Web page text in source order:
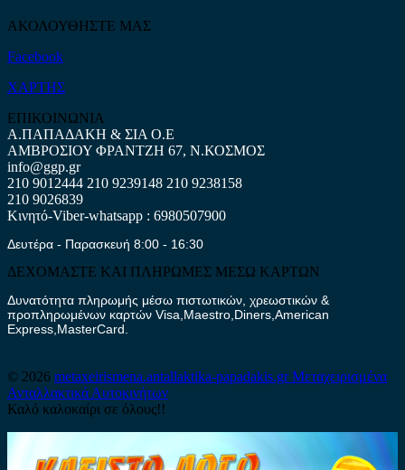
ΑΚΟΛΟΥΘΗΣΤΕ ΜΑΣ
Facebook
ΧΑΡΤΗΣ
ΕΠΙΚΟΙΝΩΝΙΑ
Α.ΠΑΠΑΔΑΚΗ & ΣΙΑ Ο.Ε
ΑΜΒΡΟΣΙΟΥ ΦΡΑΝΤΖΗ 67, Ν.ΚΟΣΜΟΣ
info@ggp.gr
210 9012444 210 9239148 210 9238158
210 9026839
Κινητό-Viber-whatsapp : 6980507900
Δευτέρα - Παρασκευή 8:00 - 16:30
ΔΕΧΟΜΑΣΤΕ ΚΑΙ ΠΛΗΡΩΜΕΣ ΜΕΣΩ ΚΑΡΤΩΝ
Δυνατότητα πληρωμής μέσω πιστωτικών, χρεωστικών &
προπληρωμένων καρτών Visa,Maestro,Diners,American
Express,MasterCard.
© 2026 metaxeirismena.antallaktika-papadakis.grΜεταχειρισμένα
Ανταλλακτικά Αυτοκινήτων
Καλό καλοκαίρι σε όλους!!